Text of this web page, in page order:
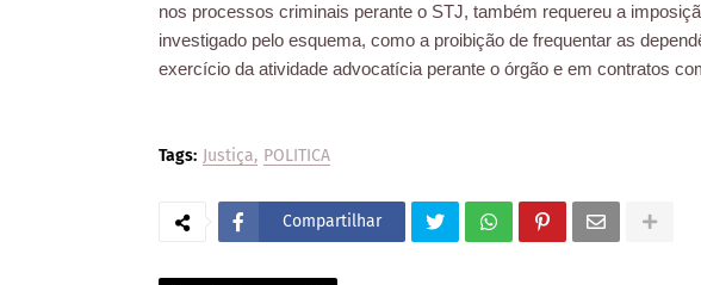
nos processos criminais perante o STJ, também requereu a
investigado pelo esquema, como a proibição de frequentar as
exercício da atividade advocatícia perante o órgão e em contratos
Tags: Justiça POLITICA
Compartilhar